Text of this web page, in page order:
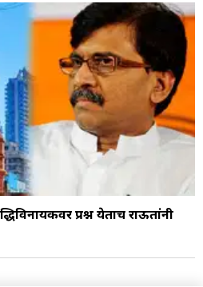
प्रश्न येताच राऊतांनी